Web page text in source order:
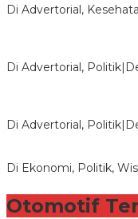
Di Advertorial,
Di Advertorial, Politik
Di Advertorial, Politik
Di Ekonomi, Politik,
Otomotif